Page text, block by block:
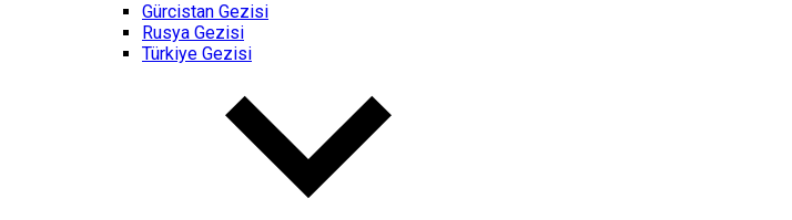
Gürcistan Gezisi
Rusya Gezisi
Türkiye Gezisi